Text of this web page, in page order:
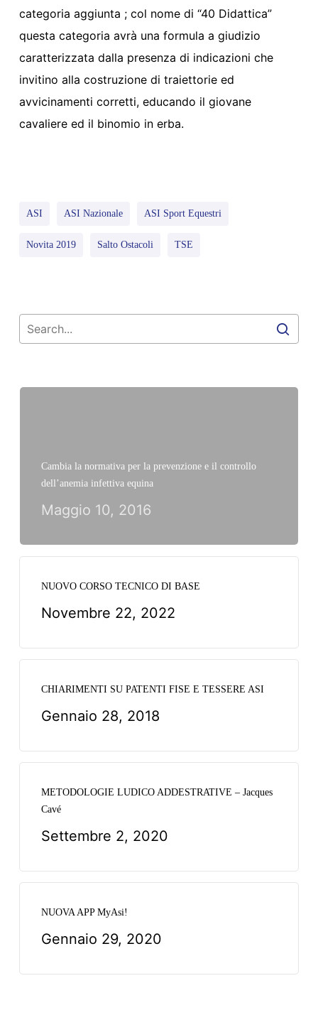
categoria aggiunta ; col nome di “40 Didattica”
questa categoria avrà una formula a giudizio
caratterizzata dalla presenza di indicazioni che
invitino alla costruzione di traiettorie ed
avvicinamenti corretti, educando il giovane
cavaliere ed il binomio in erba.
ASI ASI Nazionale ASI Sport Equestri
Novita 2019 Salto Ostacoli TSE
Cambia la normativa per la prevenzione e il controllo
dell’anemia infettiva equina
Maggio 10, 2016
NUOVO CORSO TECNICO DI BASE
Novembre 22, 2022
CHIARIMENTI SU PATENTI FISE E TESSERE ASI
Gennaio 28, 2018
METODOLOGIE LUDICO ADDESTRATIVE – Jacques
Cavé
Settembre 2, 2020
NUOVA APP MyAsi!
Gennaio 29, 2020